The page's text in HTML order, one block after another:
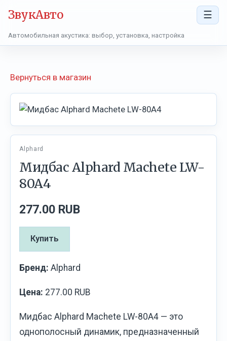
ЗвукАвто ☰
Автомобильная акустика: выбор, установка, настройка
Вернуться в магазин
Alphard
Мидбас Alphard Machete LW-
80A4
277.00 RUB
Купить
Бренд: Alphard
Цена: 277.00 RUB
Мидбас Alphard Machete LW-80A4 — это
однополосный динамик, предназначенный